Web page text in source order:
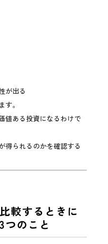
が出る
。
値ある投資になるわけで
得られるのかを確認する
較するときに
つのこと